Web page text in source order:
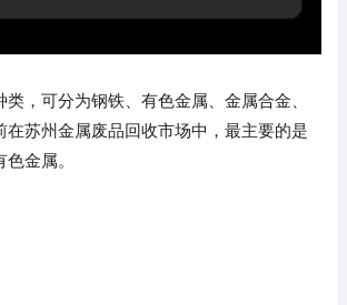
，可分为钢铁、有色金属、金属合金、
在苏州金属废品回收市场中，最主要的是
金属。